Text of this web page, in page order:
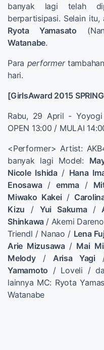
banyak lagi
telah
berpartisipasi. Selain itu,
Ryota Yamasato (
Watanabe.
Para performer tambahan
hari.
[GirlsAward 2015 SPRING
Rabu, 29 April - Yoyogi
OPEN 13:00 / MULAI
<Performer> Artist:
banyak lagi Model:
Nicole Ishida / Hana
Enosawa / emma /
Miwako Kakei /
Kizu
/ Yui Sakuma /
Shinkawa /Akemi
Triendl / Nanao / Lena
Arie Mizusawa / Mai
Melody
/ Arisa Yagi
Yamamoto / Loveli /
lainnya MC: Ryota
Watanabe